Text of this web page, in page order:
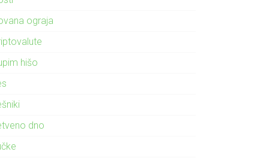
ograja
hišo
dno